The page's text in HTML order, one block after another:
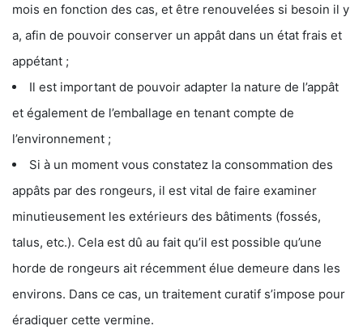
mois en fonction des cas, et être renouvelées si besoin il y
a, afin de pouvoir conserver un appât dans un état frais et
appétant ;
Il est important de pouvoir adapter la nature de l’appât
et également de l’emballage en tenant compte de
l’environnement ;
Si à un moment vous constatez la consommation des
appâts par des rongeurs, il est vital de faire examiner
minutieusement les extérieurs des bâtiments (fossés,
talus, etc.). Cela est dû au fait qu’il est possible qu’une
horde de rongeurs ait récemment élue demeure dans les
environs. Dans ce cas, un traitement curatif s’impose pour
éradiquer cette vermine.